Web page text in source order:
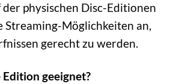
physischen Disc-Editionen
Streaming-Möglichkeiten an,
gerecht zu werden.
geeignet?